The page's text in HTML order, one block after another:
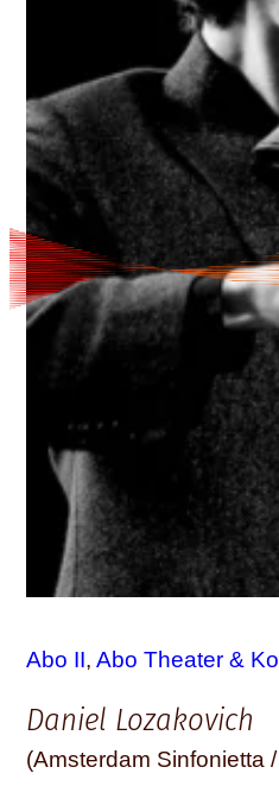
Abo II, Abo Theater &
Daniel Lozakovich
(Amsterdam Sinfonietta